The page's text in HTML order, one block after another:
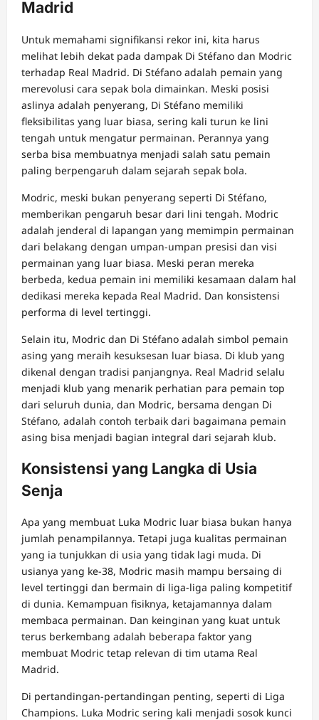
Madrid
Untuk memahami signifikansi rekor ini, kita harus
melihat lebih dekat pada dampak Di Stéfano dan Modric
terhadap Real Madrid. Di Stéfano adalah pemain yang
merevolusi cara sepak bola dimainkan. Meski posisi
aslinya adalah penyerang, Di Stéfano memiliki
fleksibilitas yang luar biasa, sering kali turun ke lini
tengah untuk mengatur permainan. Perannya yang
serba bisa membuatnya menjadi salah satu pemain
paling berpengaruh dalam sejarah sepak bola.
Modric, meski bukan penyerang seperti Di Stéfano,
memberikan pengaruh besar dari lini tengah. Modric
adalah jenderal di lapangan yang memimpin permainan
dari belakang dengan umpan-umpan presisi dan visi
permainan yang luar biasa. Meski peran mereka
berbeda, kedua pemain ini memiliki kesamaan dalam hal
dedikasi mereka kepada Real Madrid. Dan konsistensi
performa di level tertinggi.
Selain itu, Modric dan Di Stéfano adalah simbol pemain
asing yang meraih kesuksesan luar biasa. Di klub yang
dikenal dengan tradisi panjangnya. Real Madrid selalu
menjadi klub yang menarik perhatian para pemain top
dari seluruh dunia, dan Modric, bersama dengan Di
Stéfano, adalah contoh terbaik dari bagaimana pemain
asing bisa menjadi bagian integral dari sejarah klub.
Konsistensi yang Langka di Usia
Senja
Apa yang membuat Luka Modric luar biasa bukan hanya
jumlah penampilannya. Tetapi juga kualitas permainan
yang ia tunjukkan di usia yang tidak lagi muda. Di
usianya yang ke-38, Modric masih mampu bersaing di
level tertinggi dan bermain di liga-liga paling kompetitif
di dunia. Kemampuan fisiknya, ketajamannya dalam
membaca permainan. Dan keinginan yang kuat untuk
terus berkembang adalah beberapa faktor yang
membuat Modric tetap relevan di tim utama Real
Madrid.
Di pertandingan-pertandingan penting, seperti di Liga
Champions. Luka Modric sering kali menjadi sosok kunci